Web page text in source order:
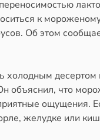
к
Об этом
холодным десертом
объяснил, что
ощущения.
желудке или